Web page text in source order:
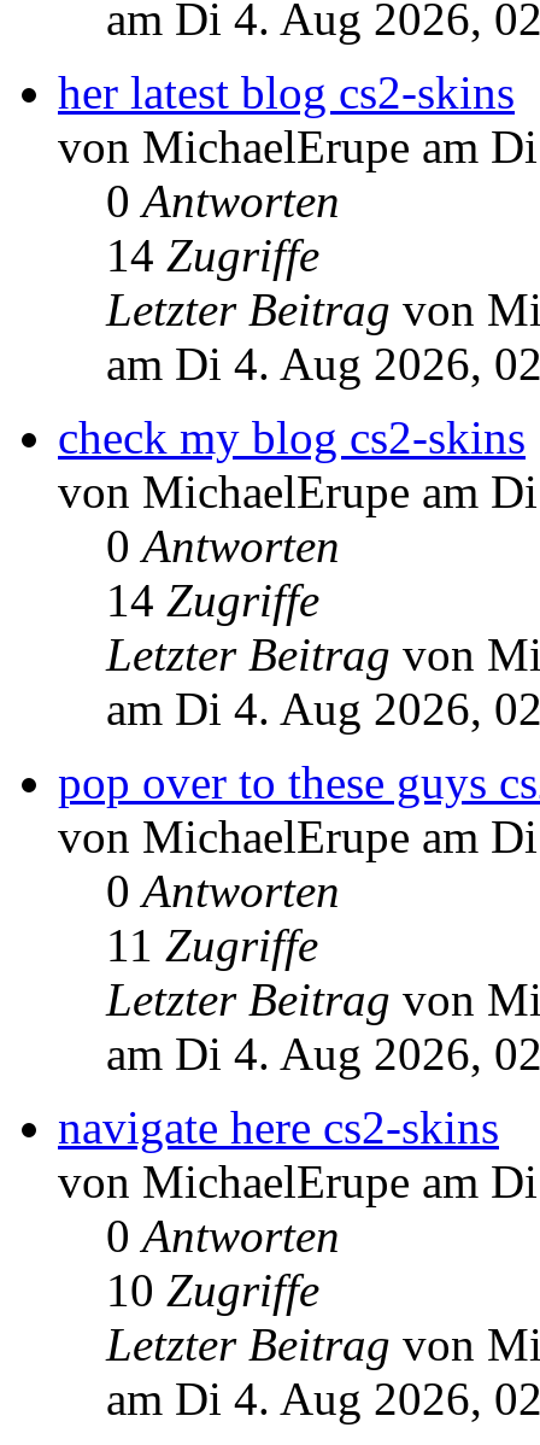
am Di 4. Aug 2026,
her latest blog cs2-skins
von MichaelErupe am
0Antworten
14 Zugriffe
Letzter Beitrag von
am Di 4. Aug 2026,
check my blog cs2-skins
von MichaelErupe am
0Antworten
14 Zugriffe
Letzter Beitrag von
am Di 4. Aug 2026,
pop over to these guys
von MichaelErupe am
0Antworten
11 Zugriffe
Letzter Beitrag von
am Di 4. Aug 2026,
navigate here cs2-skins
von MichaelErupe am
0Antworten
10 Zugriffe
Letzter Beitrag von
am Di 4. Aug 2026,